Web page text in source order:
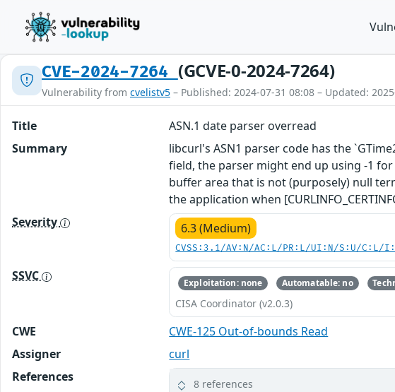
CVE-2024-7264 (GCVE-0-2024-7264)
Vulnerability from cvelistv5 – Published: 2024-07-31 08:08 – Updated:
Title
ASN.1 date parser overread
Summary
libcurl's ASN1 parser code has the
field, the parser might end up using -1
buffer area that is not (purposely) null
the application when
Severity
6.3 (Medium)
CVSS:3.1/AV:N/AC:L/PR:L/UI:N/S:U/C:L/
SSVC Exploitation: none Automatable: no
CISA Coordinator (v2.0.3)
CWE
CWE-125 Out-of-bounds Read
Assigner
curl
References
8 references